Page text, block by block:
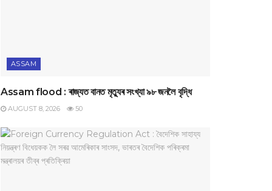
ASSAM
Assam flood : ৰাজ্যত বানত মৃত্যুৰ সংখ্যা ৯৮ জনলৈ বৃদ্ধি
AUGUST 8, 2026 50